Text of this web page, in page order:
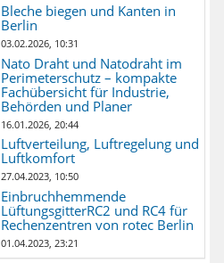
Bleche biegen und Kanten in
Berlin
03.02.2026, 10:31
Nato Draht und Natodraht im
Perimeterschutz – kompakte
Fachübersicht für Industrie,
Behörden und Planer
16.01.2026, 20:44
Luftverteilung, Luftregelung und
Luftkomfort
27.04.2023, 10:50
Einbruchhemmende
LüftungsgitterRC2 und RC4 für
Rechenzentren von rotec Berlin
01.04.2023, 23:21